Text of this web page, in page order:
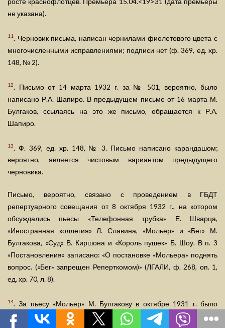
не указана).
11. Черновик письма, написан чернилами фиолетового цвета с
многочисленными исправлениями; подписи нет (ф. 369, ед. хр.
148, № 2).
12. Письмо от 14 марта 1932 г. за № 501, вероятно, было
написано Р.А. Шапиро. В предыдущем письме от 16 марта М.
Булгаков, ссылаясь на это же письмо, обращается к Р.А.
Шапиро.
13. Ф. 369, ед. хр. 148, № 3. Письмо написано карандашом;
вероятно, является чистовым вариантом предыдущего
черновика.
Письмо, вероятно, связано с проведением в ГБДТ
репертуарного совещания от 8 октября 1932 г., на котором
обсуждались пьесы «Телефонная трубка» Е. Шварца,
«Иностранная коллегия» Л. Славина, «Мольер» и «Бег» М.
Булгакова, «Суд» В. Киршона и «Король пушек» Б. Шоу. В п. 3
«Постановления» записано: «О постановке «Мольера» поднять
вопрос. («Бег» запрещен Реперткомом)» (ЛГАЛИ, ф. 268, оп. 1,
ед. хр. 70, л. 8).
14. За пьесу «Мольер» М. Булгакову в октябре 1931 г. было
выслано 1200 р. (см.: ЛГАЛИ, ф. 268, оп. 1, ед. хр. 63, л. 1, 5).